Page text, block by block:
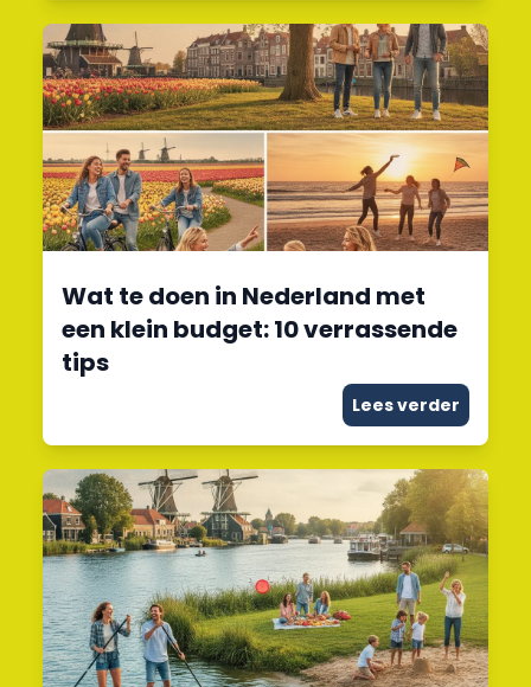
Wat te doen in Nederland met
een klein budget: 10 verrassende
tips
Lees verder